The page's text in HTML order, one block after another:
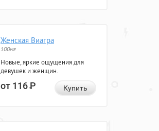
Женская Виагра
100мг
Новые, яркие ощущения для
девушек и женщин.
от 116Р Купить